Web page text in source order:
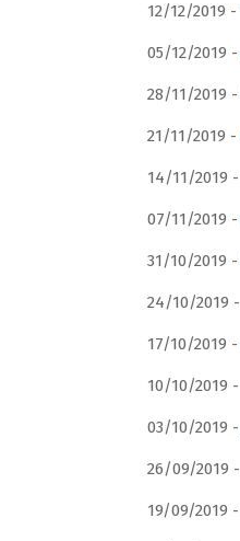
12/12/2019 -
05/12/2019 -
28/11/2019 -
21/11/2019 -
14/11/2019 -
07/11/2019 -
31/10/2019 -
24/10/2019 -
17/10/2019 -
10/10/2019 -
03/10/2019 -
26/09/2019 -
19/09/2019 -